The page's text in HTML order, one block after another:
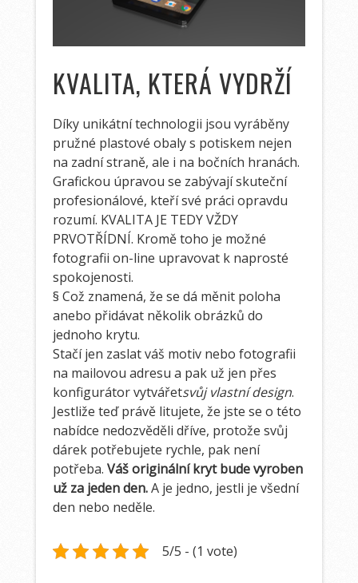
KVALITA, KTERÁ VYDRŽÍ
Díky unikátní technologii jsou vyráběny
pružné plastové obaly s potiskem nejen
na zadní straně, ale i na bočních hranách.
Grafickou úpravou se zabývají skuteční
profesionálové, kteří své práci opravdu
rozumí. KVALITA JE TEDY VŽDY
PRVOTŘÍDNÍ. Kromě toho je možné
fotografii on-line upravovat k naprosté
spokojenosti.
§ Což znamená, že se dá měnit poloha
anebo přidávat několik obrázků do
jednoho krytu.
Stačí jen zaslat váš motiv nebo fotografii
na mailovou adresu a pak už jen přes
konfigurátor vytvářetsvůj vlastní design.
Jestliže teď právě litujete, že jste se o této
nabídce nedozvěděli dříve, protože svůj
dárek potřebujete rychle, pak není
potřeba.Váš originální kryt bude vyroben
už za jeden den.A je jedno, jestli je všední
den nebo neděle.
5/5 - (1 vote)